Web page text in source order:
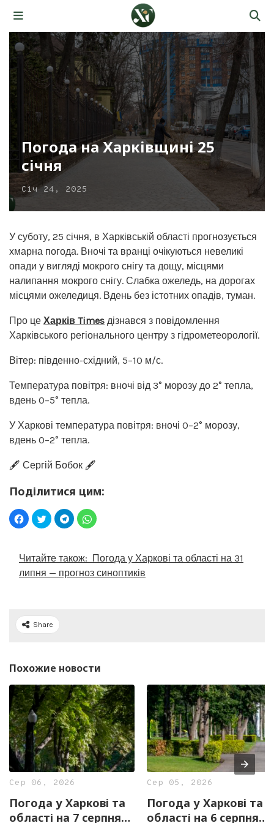
Погода на Харківщині 25
січня
Січ 24, 2025
У суботу, 25 січня, в Харківській області прогнозується
хмарна погода. Вночі та вранці очікуються невеликі
опади у вигляді мокрого снігу та дощу, місцями
налипання мокрого снігу. Слабка ожеледь, на дорогах
місцями ожеледиця. Вдень без істотних опадів, туман.
Про це Харків Times дізнався з повідомлення
Харківського регіонального центру з гідрометеорології.
Вітер: південно-східний, 5–10 м/с.
Температура повітря: вночі від 3° морозу до 2° тепла,
вдень 0–5° тепла.
У Харкові температура повітря: вночі 0–2° морозу,
вдень 0–2° тепла.
🖋️ Сергій Бобок 🖋️
Поділитися цим:
Читайте також: Погода у Харкові та області на 31
липня — прогноз синоптиків
Share
Похожие новости
Сер 06, 2026
Погода у Харкові та
області на 7 серпня
Сер 05, 2026
Погода у Харкові та
області на 6 серпня